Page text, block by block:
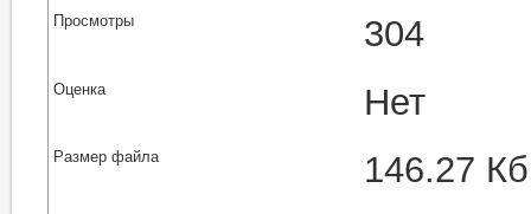
Просмотры 304
Оценка Нет
Размер файла 146.27